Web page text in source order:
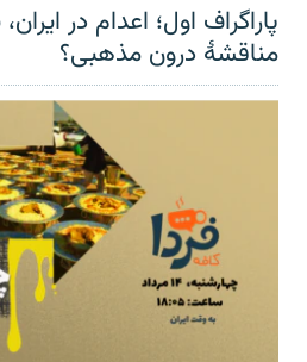
پاراگراف اول؛ اعدام در
مناقشهٔ درون مذهبی؟